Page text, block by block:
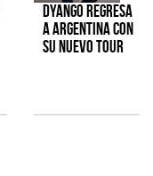
Dyango regresa
a Argentina con
su nuevo tour